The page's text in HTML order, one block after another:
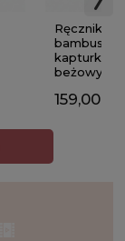
Ręcznik
kapturkiem
beżowy
159,00 zł